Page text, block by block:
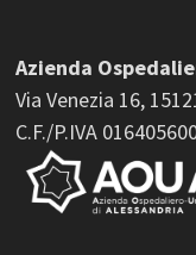
Azienda
Via Venezia 16,
C.F./P.IVA